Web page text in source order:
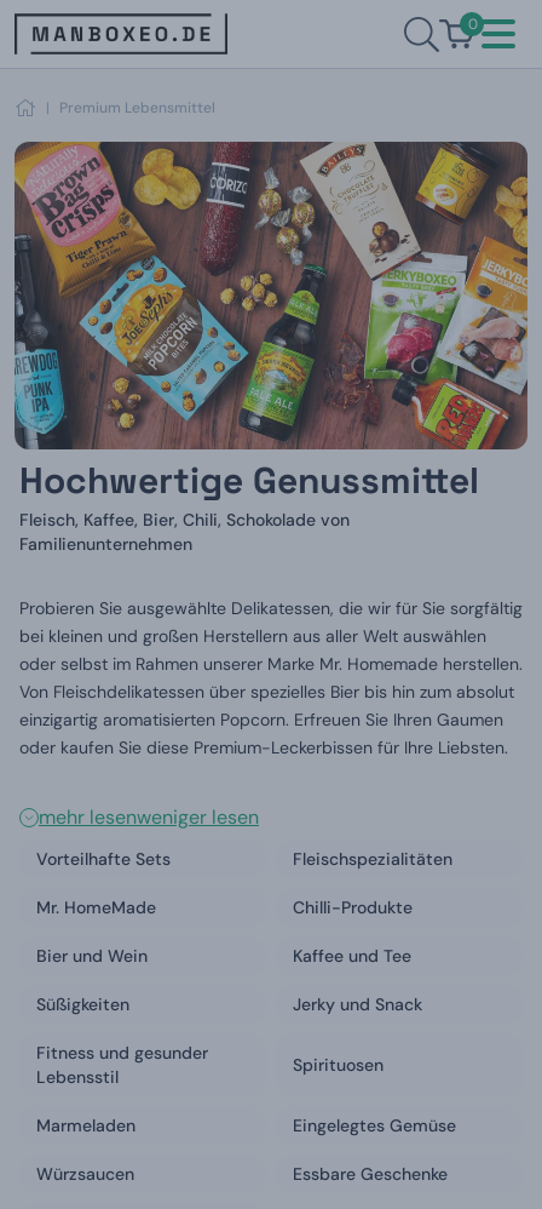
0
| Premium Lebensmittel
Hochwertige Genussmittel
Fleisch, Kaffee, Bier, Chili, Schokolade von
Familienunternehmen
Probieren Sie ausgewählte Delikatessen, die wir für Sie sorgfältig
bei kleinen und großen Herstellern aus aller Welt auswählen
oder selbst im Rahmen unserer Marke Mr. Homemade herstellen.
Von Fleischdelikatessen über spezielles Bier bis hin zum absolut
einzigartig aromatisierten Popcorn. Erfreuen Sie Ihren Gaumen
oder kaufen Sie diese Premium-Leckerbissen für Ihre Liebsten.
mehr lesenweniger lesen
Vorteilhafte Sets Fleischspezialitäten
Mr. HomeMade Chilli-Produkte
Bier und Wein Kaffee und Tee
Süßigkeiten Jerky und Snack
Fitness und gesunder
Lebensstil
Spirituosen
Marmeladen Eingelegtes Gemüse
Würzsaucen Essbare Geschenke